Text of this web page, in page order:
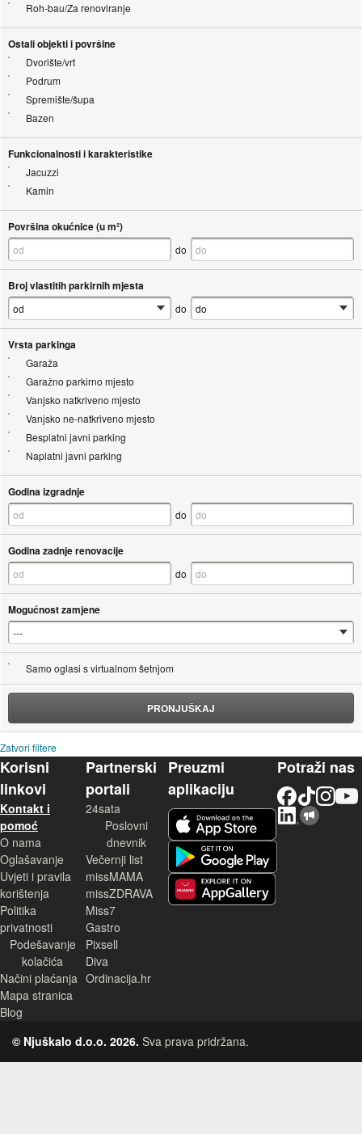
Roh-bau/Za renoviranje
Ostali objekti i površine
Dvorište/vrt
Podrum
Spremište/šupa
Bazen
Funkcionalnosti i karakteristike
Jacuzzi
Kamin
Površina okućnice (u m²)
do
Broj vlastitih parkirnih mjesta
do
Vrsta parkinga
Garaža
Garažno parkirno mjesto
Vanjsko natkriveno mjesto
Vanjsko ne-natkriveno mjesto
Besplatni javni parking
Naplatni javni parking
Godina izgradnje
do
Godina zadnje renovacije
do
Mogućnost zamjene
Samo oglasi s virtualnom šetnjom
PRONJUŠKAJ
Zatvori filtere
Korisni
linkovi
Kontakt i
pomoć
O nama
Oglašavanje
Uvjeti i pravila
korištenja
Politika
privatnosti
Podešavanje
kolačića
Načini plaćanja
Mapa stranica
Blog
Partnerski
portali
24sata
Poslovni
dnevnik
Večernji list
missMAMA
missZDRAVA
Miss7
Gastro
Pixsell
Diva
Ordinacija.hr
Preuzmi
aplikaciju
Potraži nas
© Njuškalo d.o.o. 2026. Sva prava pridržana.